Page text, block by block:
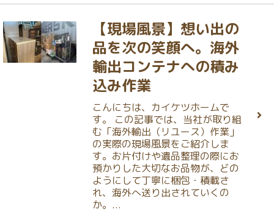
【現場風景】想い出の
品を次の笑顔へ。海外
輸出コンテナへの積み
込み作業
こんにちは、カイケツホームで
す。 この記事では、当社が取り組
む「海外輸出（リユース）作業」
の実際の現場風景をご紹介しま
す。お片付けや遺品整理の際にお
預かりした大切なお品物が、どの
ようにして丁寧に梱包・積載さ
れ、海外へ送り出されていくの
か。...